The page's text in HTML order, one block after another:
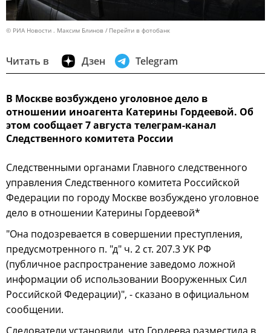
© РИА Новости . Максим Блинов Перейти в фотобанк
Читать в Дзен Telegram
В Москве возбуждено уголовное дело в
отношении иноагента Катерины Гордеевой. Об
этом сообщает 7 августа телеграм-канал
Следственного комитета России
Следственными органами Главного следственного
управления Следственного комитета Российской
Федерации по городу Москве возбуждено уголовное
дело в отношении Катерины Гордеевой*
"Она подозревается в совершении преступления,
предусмотренного п. "д" ч. 2 ст. 207.3 УК РФ
(публичное распространение заведомо ложной
информации об использовании Вооруженных Сил
Российской Федерации)", - сказано в официальном
сообщении.